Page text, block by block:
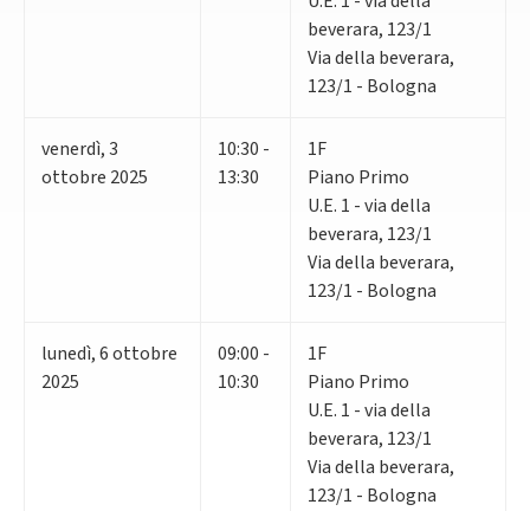
beverara, 123/1
Via della beverara,
123/1 - Bologna
venerdì,3
ottobre 2025
10:30 -
13:30
1F
Piano Primo
U.E. 1 - via della
beverara, 123/1
Via della beverara,
123/1 - Bologna
lunedì,6ottobre
2025
09:00 -
10:30
1F
Piano Primo
U.E. 1 - via della
beverara, 123/1
Via della beverara,
123/1 - Bologna